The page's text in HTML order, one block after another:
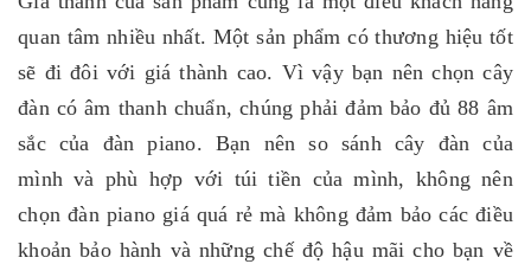
quan tâm nhiều nhất. Một sản phẩm có thương hiệu tốt
sẽ đi đôi với giá thành cao. Vì vậy bạn nên chọn cây
đàn có âm thanh chuẩn, chúng phải đảm bảo đủ 88 âm
sắc của đàn piano. Bạn nên so sánh cây đàn của
mình và phù hợp với túi tiền của mình, không nên
chọn đàn piano giá quá rẻ mà không đảm bảo các điều
khoản bảo hành và những chế độ hậu mãi cho bạn về